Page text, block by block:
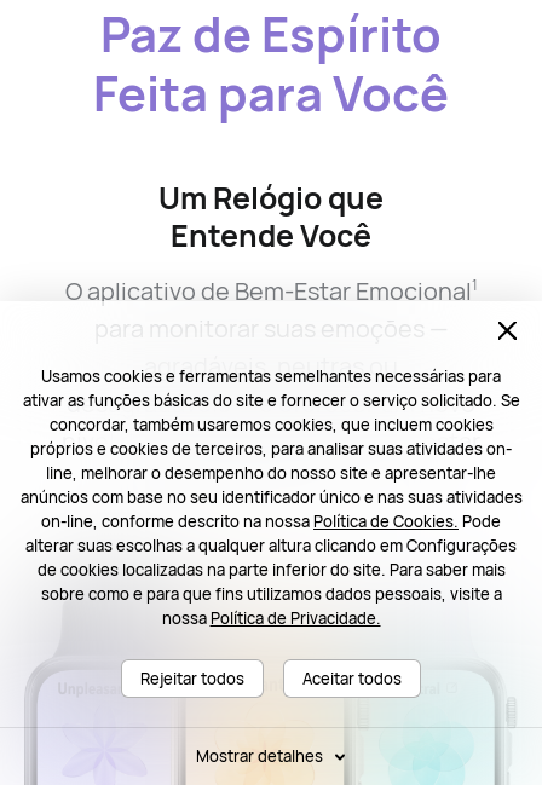
Usamos cookies e ferramentas semelhantes necessárias para
ativar as funções básicas do site e fornecer o serviço solicitado. Se
concordar, também usaremos cookies, que incluem cookies
próprios e cookies de terceiros, para analisar suas atividades on-
line, melhorar o desempenho do nosso site e apresentar-lhe
anúncios com base no seu identificador único e nas suas atividades
on-line, conforme descrito na nossaPolítica de Cookies. Pode
alterar suas escolhas a qualquer altura clicando em Configurações
de cookies localizadas na parte inferior do site. Para saber mais
sobre como e para que fins utilizamos dados pessoais, visite a
nossaPolítica de Privacidade.
Rejeitar todos Aceitar todos
Mostrar detalhes
Paz de Espírito
Feita para Você
Um Relógio que
Entende Você
O aplicativo de Bem-Estar Emocional1
para monitorar suas
emoções —
agradáveis, neutras ou
desagradáveis ​​—e oferecer um novo
nível de insights sobre seu bem-estar
geral.
18